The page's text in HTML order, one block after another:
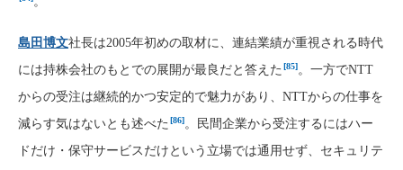
島田博文社長は2005年初めの取材に、連結業績が重視される時代
には持株会社のもとでの展開が最良だと答えた [85]。一方でNTT
からの受注は継続的かつ安定的で魅力があり、NTTからの仕事を
減らす気はないとも述べた [86]。民間企業から受注するにはハー
ドだけ・保守サービスだけという立場では通用せず、セキュリテ